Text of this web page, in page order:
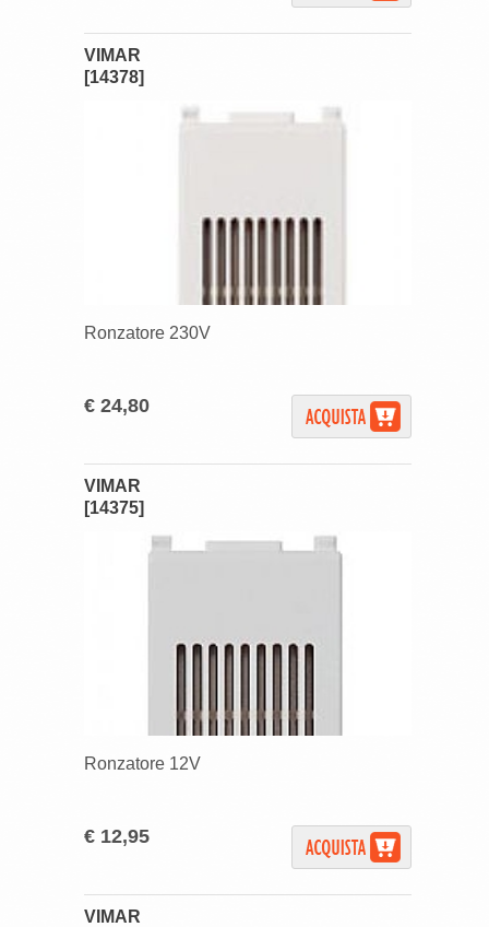
VIMAR
[14378]
Ronzatore 230V
€ 24,80
VIMAR
[14375]
Ronzatore 12V
€ 12,95
VIMAR